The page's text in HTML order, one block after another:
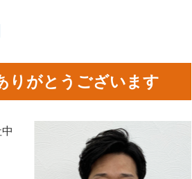
りがとうございます